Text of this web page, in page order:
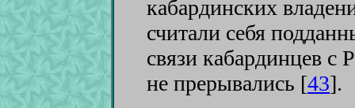
кабардинских
считали себя
связи кабардинцев с
не прерывались [43].